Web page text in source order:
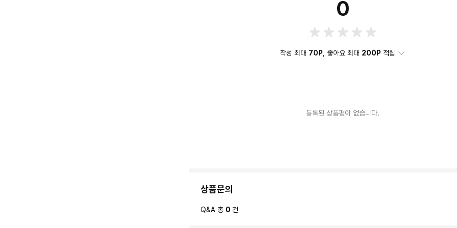
0
작성 최대 70P , 좋아요 최대 200P 적립
등록된 상품평이 없습니다.
상품문의
Q&A 총 0 건